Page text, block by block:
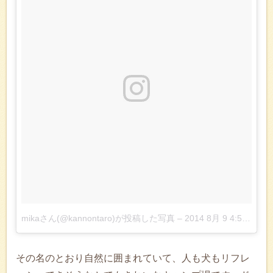
mikaさん(@kannontaro)が投稿した写真 – 2014 8月 9 4:53午後 PDT
その名のとおり自然に囲まれていて、人も犬もリフレ